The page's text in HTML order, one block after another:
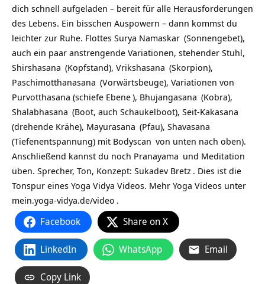
dich schnell aufgeladen – bereit für alle Herausforderungen
des Lebens. Ein bisschen Auspowern – dann kommst du
leichter zur Ruhe. Flottes Surya Namaskar (Sonnengebet),
auch ein paar anstrengende Variationen, stehender Stuhl,
Shirshasana (Kopfstand), Vrikshasana (Skorpion),
Paschimotthanasana (Vorwärtsbeuge), Variationen von
Purvotthasana (schiefe Ebene), Bhujangasana (Kobra),
Shalabhasana (Boot, auch Schaukelboot), Seit-Kakasana
(drehende Krähe), Mayurasana (Pfau), Shavasana
(Tiefenentspannung) mit Bodyscan von unten nach oben).
Anschließend kannst du noch Pranayama und Meditation
üben. Sprecher, Ton, Konzept: Sukadev Bretz . Dies ist die
Tonspur eines Yoga Vidya Videos. Mehr Yoga Videos unter
mein.yoga-vidya.de/video .
Facebook Share on X
LinkedIn WhatsApp Email
Copy Link